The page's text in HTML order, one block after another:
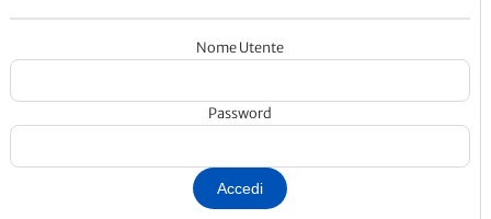
Nome Utente
Password
Accedi